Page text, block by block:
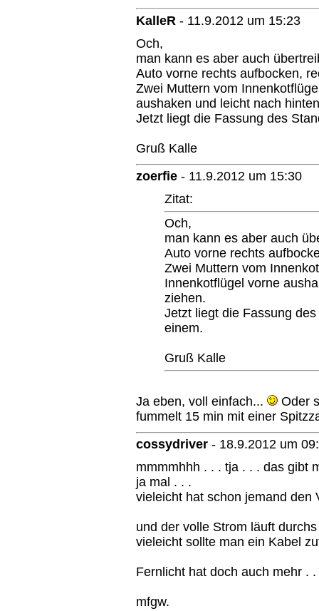
KalleR - 11.9.2012 um 15:23
Och,
man kann es aber auch
Auto vorne rechts aufbocken,
Zwei Muttern vom
aushaken und leicht nach
Jetzt liegt die Fassung des
Gruß Kalle
zoerfie - 11.9.2012 um 15:30
Zitat:
Och,
man kann es aber auch
Auto vorne rechts
Zwei Muttern vom
Innenkotflügel vorne
ziehen.
Jetzt liegt die Fassung
einem.
Gruß Kalle
Ja eben, voll einfach...
Oder
fummelt 15 min mit einer
cossydriver - 18.9.2012 um
mmmmhhh . . . tja . . . das gibt
ja mal . . .
vieleicht hat schon jemand den
und der volle Strom läuft
vieleicht sollte man ein Kabel
Fernlicht hat doch auch mehr . .
mfgw.